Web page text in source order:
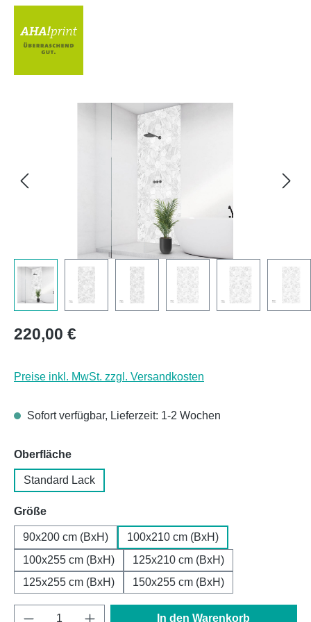
Regulärer Preis:
220,00 €
Preise inkl. MwSt. zzgl. Versandkosten
Sofort verfügbar, Lieferzeit: 1-2 Wochen
Oberflächeauswählen
Standard Lack
Größeauswählen
90x200 cm (BxH)
100x210 cm (BxH)
100x255 cm (BxH)
125x210 cm (BxH)
125x255 cm (BxH)
150x255 cm (BxH)
Produkt Anzahl: Gib den gewünschten
In den Warenkorb